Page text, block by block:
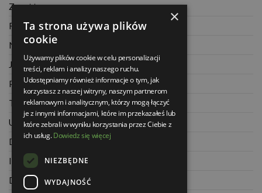
Zwrot towaru
Regulamin
Najczęściej zadawane pytania
Jak kupować na raty
Polityka prywatności
Twoje zamówienia
Ustawienia konta
Dane kontaktowe
Informacje o firmie
Dla architektów
×
Ta strona używa plików
cookie
Używamy plików cookie w celu personalizacji
treści, reklam i analizy naszego ruchu.
Udostępniamy również informacje o tym, jak
korzystasz z naszej witryny, naszym partnerom
reklamowym i analitycznym, którzy mogą łączyć
je z innymi informacjami, które im przekazałeś lub
które zebrali w wyniku korzystania przez Ciebie z
ich usług.Dowiedz się więcej
NIEZBĘDNE
WYDAJNOŚĆ